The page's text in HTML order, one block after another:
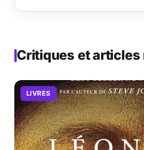
Critiques et articles
LIVRES